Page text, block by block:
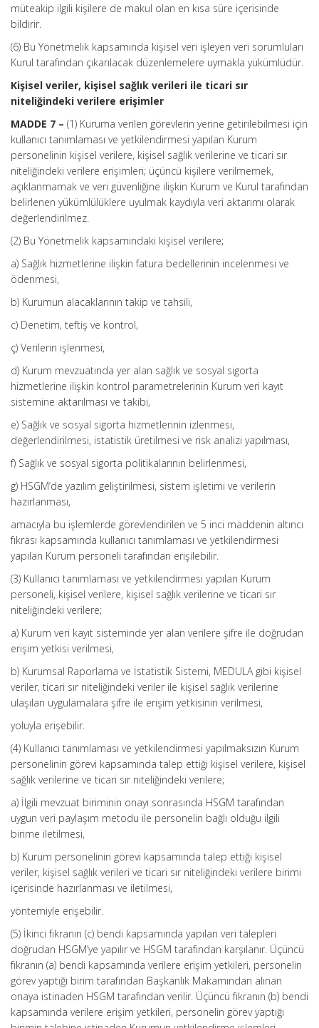
müteakip ilgili kişilere de makul olan en kısa süre içerisinde
bildirir.
(6) Bu Yönetmelik kapsamında kişisel veri işleyen veri sorumluları
Kurul tarafından çıkarılacak düzenlemelere uymakla yükümlüdür.
Kişisel veriler, kişisel sağlık verileri ile ticari sır
niteliğindeki verilere erişimler
MADDE 7 – (1) Kuruma verilen görevlerin yerine getirilebilmesi için
kullanıcı tanımlaması ve yetkilendirmesi yapılan Kurum
personelinin kişisel verilere, kişisel sağlık verilerine ve ticari sır
niteliğindeki verilere erişimleri; üçüncü kişilere verilmemek,
açıklanmamak ve veri güvenliğine ilişkin Kurum ve Kurul tarafından
belirlenen yükümlülüklere uyulmak kaydıyla veri aktarımı olarak
değerlendirilmez.
(2) Bu Yönetmelik kapsamındaki kişisel verilere;
a) Sağlık hizmetlerine ilişkin fatura bedellerinin incelenmesi ve
ödenmesi,
b) Kurumun alacaklarının takip ve tahsili,
c) Denetim, teftiş ve kontrol,
ç) Verilerin işlenmesi,
d) Kurum mevzuatında yer alan sağlık ve sosyal sigorta
hizmetlerine ilişkin kontrol parametrelerinin Kurum veri kayıt
sistemine aktarılması ve takibi,
e) Sağlık ve sosyal sigorta hizmetlerinin izlenmesi,
değerlendirilmesi, istatistik üretilmesi ve risk analizi yapılması,
f) Sağlık ve sosyal sigorta politikalarının belirlenmesi,
g) HSGM’de yazılım geliştirilmesi, sistem işletimi ve verilerin
hazırlanması,
amacıyla bu işlemlerde görevlendirilen ve 5 inci maddenin altıncı
fıkrası kapsamında kullanıcı tanımlaması ve yetkilendirmesi
yapılan Kurum personeli tarafından erişilebilir.
(3) Kullanıcı tanımlaması ve yetkilendirmesi yapılan Kurum
personeli, kişisel verilere, kişisel sağlık verilerine ve ticari sır
niteliğindeki verilere;
a) Kurum veri kayıt sisteminde yer alan verilere şifre ile doğrudan
erişim yetkisi verilmesi,
b) Kurumsal Raporlama ve İstatistik Sistemi, MEDULA gibi kişisel
veriler, ticari sır niteliğindeki veriler ile kişisel sağlık verilerine
ulaşılan uygulamalara şifre ile erişim yetkisinin verilmesi,
yoluyla erişebilir.
(4) Kullanıcı tanımlaması ve yetkilendirmesi yapılmaksızın Kurum
personelinin görevi kapsamında talep ettiği kişisel verilere, kişisel
sağlık verilerine ve ticari sır niteliğindeki verilere;
a) İlgili mevzuat biriminin onayı sonrasında HSGM tarafından
uygun veri paylaşım metodu ile personelin bağlı olduğu ilgili
birime iletilmesi,
b) Kurum personelinin görevi kapsamında talep ettiği kişisel
veriler, kişisel sağlık verileri ve ticari sır niteliğindeki verilere birimi
içerisinde hazırlanması ve iletilmesi,
yöntemiyle erişebilir.
(5) İkinci fıkranın (c) bendi kapsamında yapılan veri talepleri
doğrudan HSGM’ye yapılır ve HSGM tarafından karşılanır. Üçüncü
fıkranın (a) bendi kapsamında verilere erişim yetkileri, personelin
görev yaptığı birim tarafından Başkanlık Makamından alınan
onaya istinaden HSGM tarafından verilir. Üçüncü fıkranın (b) bendi
kapsamında verilere erişim yetkileri, personelin görev yaptığı